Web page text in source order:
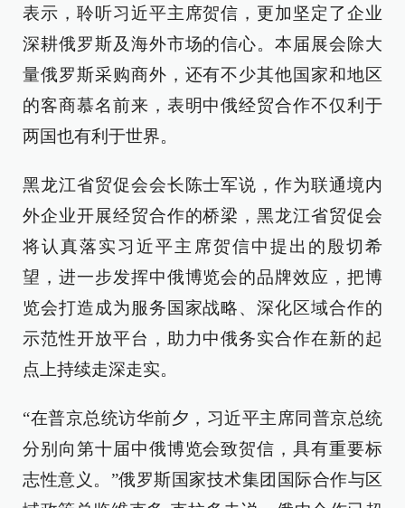
表示，聆听习近平主席贺信，更加坚定了企业
深耕俄罗斯及海外市场的信心。本届展会除大
量俄罗斯采购商外，还有不少其他国家和地区
的客商慕名前来，表明中俄经贸合作不仅利于
两国也有利于世界。
黑龙江省贸促会会长陈士军说，作为联通境内
外企业开展经贸合作的桥梁，黑龙江省贸促会
将认真落实习近平主席贺信中提出的殷切希
望，进一步发挥中俄博览会的品牌效应，把博
览会打造成为服务国家战略、深化区域合作的
示范性开放平台，助力中俄务实合作在新的起
点上持续走深走实。
“在普京总统访华前夕，习近平主席同普京总统
分别向第十届中俄博览会致贺信，具有重要标
志性意义。”俄罗斯国家技术集团国际合作与区